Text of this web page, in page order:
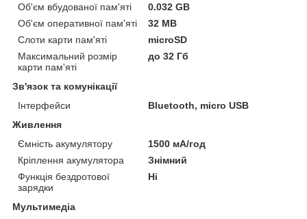
Об'єм вбудованої пам'яті
0.032 GB
Об'єм оперативної пам'яті
32 MB
Слоти карти пам'яті
microSD
Максимальний розмір
карти пам'яті
до 32 Гб
Зв'язок та комунікації
Інтерфейси
Bluetooth, micro USB
Живлення
Ємність акумулятору
1500 мА/год
Кріплення акумулятора
Знімний
Функція бездротової
зарядки
Ні
Мультимедіа